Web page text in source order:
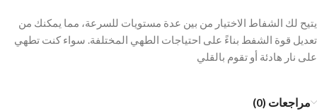
يتيح لك الشفاط الاختيار من بين عدة مستويات للسرعة، مما يمكنك من
تعديل قوة الشفط بناءً على احتياجات الطهي المختلفة. سواء كنت تطهي
على نار هادئة أو تقوم بالقلي
مراجعات (0)